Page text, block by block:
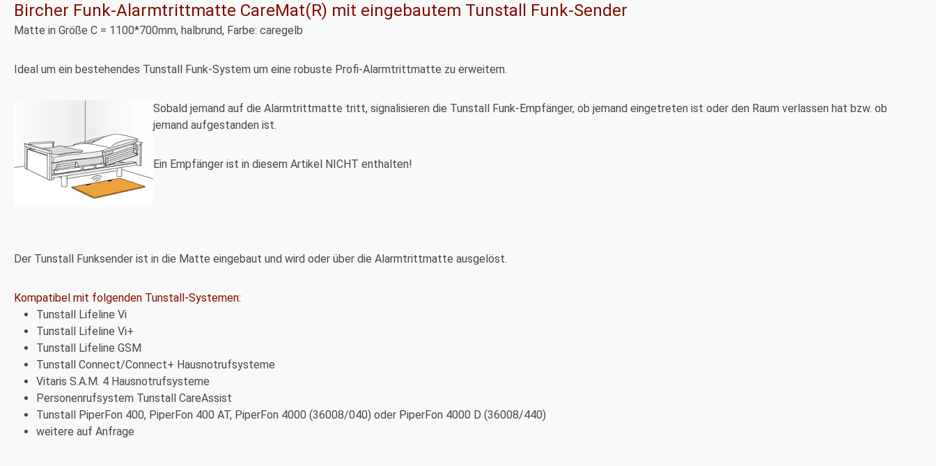
Bircher Funk-Alarmtrittmatte CareMat(R) mit eingebautem Tunstall Funk-Sender
Matte in Größe C = 1100*700mm, halbrund, Farbe: caregelb
Ideal um ein bestehendes Tunstall Funk-System um eine robuste Profi-Alarmtrittmatte zu erweitern.
Sobald jemand auf die Alarmtrittmatte tritt, signalisieren die Tunstall Funk-Empfänger, ob jemand eingetreten ist oder den Raum verlassen hat bzw. ob
jemand aufgestanden ist.
Ein Empfänger ist in diesem Artikel NICHT enthalten!
Der Tunstall Funksender ist in die Matte eingebaut und wird oder über die Alarmtrittmatte ausgelöst.
Kompatibel mit folgenden Tunstall-Systemen:
Tunstall Lifeline Vi
Tunstall Lifeline Vi+
Tunstall Lifeline GSM
Tunstall Connect/Connect+ Hausnotrufsysteme
Vitaris S.A.M. 4 Hausnotrufsysteme
Personenrufsystem Tunstall CareAssist
Tunstall PiperFon 400, PiperFon 400 AT, PiperFon 4000 (36008/040) oder PiperFon 4000 D (36008/440)
weitere auf Anfrage